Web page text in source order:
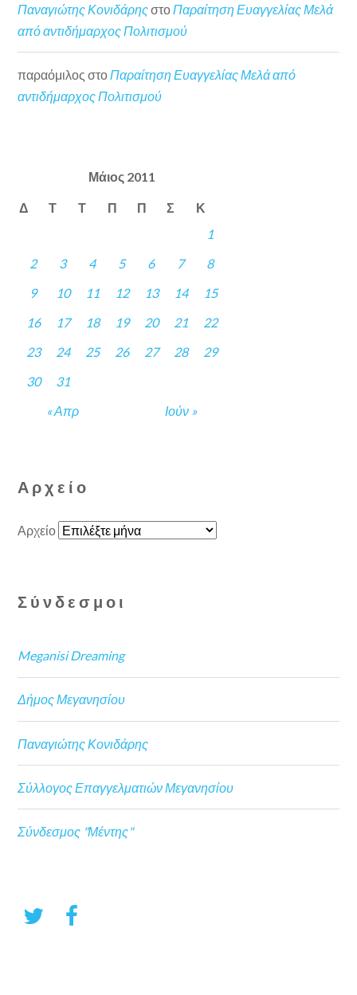
Παναγιώτης Κονιδάρηςστο Παραίτηση Ευαγγελίας Μελά
από αντιδήμαρχος Πολιτισμού
παραόμιλος στοΠαραίτηση Ευαγγελίας Μελά από
αντιδήμαρχος Πολιτισμού
Μάιος 2011
Δ Τ Τ Π Π Σ Κ
« Απρ Ιούν »
1
2
3 4 5 6 7
8
9
10 11 12 13 14
15
16
17 18 19 20 21
22
23
24 25 26 27 28
29
30
31
Αρχείο
Αρχείο
Σύνδεσμοι
Meganisi Dreaming
Δήμος Μεγανησίου
Παναγιώτης Κονιδάρης
Σύλλογος Επαγγελματιών Μεγανησίου
Σύνδεσμος "Μέντης"